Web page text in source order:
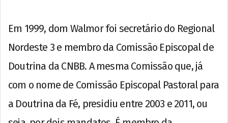
Em 1999, dom Walmor foi secretário do Regional
Nordeste 3 e membro da Comissão Episcopal de
Doutrina da CNBB. A mesma Comissão que, já
com o nome de Comissão Episcopal Pastoral para
a Doutrina da Fé, presidiu entre 2003 e 2011, ou